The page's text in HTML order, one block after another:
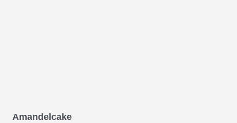
Amandelcake